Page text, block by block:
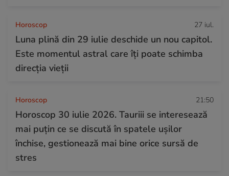
Horoscop 27 iul.
Luna plină din 29 iulie deschide un nou capitol.
Este momentul astral care îți poate schimba
direcția vieții
Horoscop 21:50
Horoscop 30 iulie 2026. Tauriii se interesează
mai puțin ce se discută în spatele ușilor
închise, gestionează mai bine orice sursă de
stres